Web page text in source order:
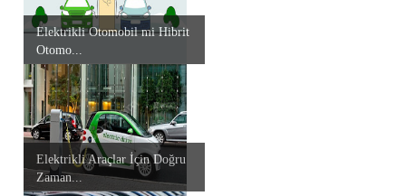
Elektrikli Otomobil mi Hibrit
Otomo...
Elektrikli Araçlar İçin Doğru
Zaman...